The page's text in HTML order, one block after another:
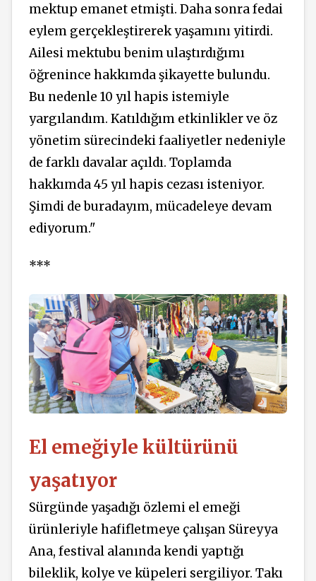
mektup emanet etmişti. Daha sonra fedai
eylem gerçekleştirerek yaşamını yitirdi.
Ailesi mektubu benim ulaştırdığımı
öğrenince hakkımda şikayette bulundu.
Bu nedenle 10 yıl hapis istemiyle
yargılandım. Katıldığım etkinlikler ve öz
yönetim sürecindeki faaliyetler nedeniyle
de farklı davalar açıldı. Toplamda
hakkımda 45 yıl hapis cezası isteniyor.
Şimdi de buradayım, mücadeleye devam
ediyorum."
***
El emeğiyle kültürünü
yaşatıyor
Sürgünde yaşadığı özlemi el emeği
ürünleriyle hafifletmeye çalışan Süreyya
Ana, festival alanında kendi yaptığı
bileklik, kolye ve küpeleri sergiliyor. Takı